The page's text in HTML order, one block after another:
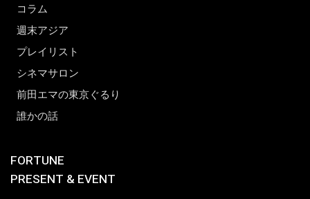
コラム
週末アジア
プレイリスト
シネマサロン
前田エマの東京ぐるり
誰かの話
FORTUNE
PRESENT & EVENT